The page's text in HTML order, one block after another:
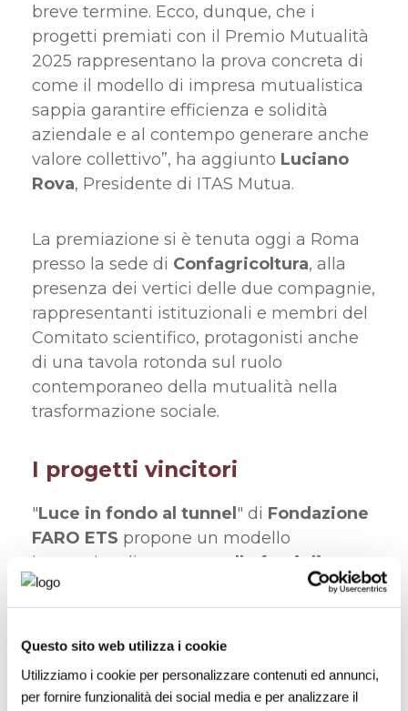
Questo sito web utilizza i cookie
Utilizziamo i cookie per personalizzare contenuti ed annunci,
per fornire funzionalità dei social media e per analizzare il
breve termine. Ecco, dunque, che i
progetti premiati con il Premio Mutualità
2025 rappresentano la prova concreta di
come il modello di impresa mutualistica
sappia garantire efficienza e solidità
aziendale e al contempo generare anche
valore collettivo”, ha aggiunto Luciano
Rova, Presidente di ITAS Mutua.
La premiazione si è tenuta oggi a Roma
presso la sede di Confagricoltura, alla
presenza dei vertici delle due compagnie,
rappresentanti istituzionali e membri del
Comitato scientifico, protagonisti anche
di una tavola rotonda sul ruolo
contemporaneo della mutualità nella
trasformazione sociale.
I progetti vincitori
"Luce in fondo al tunnel " di Fondazione
FARO ETS propone un modello
innovativo di
supporto alle famiglie
vulnerabili colpite da un lutto
improvviso, combinando
accompagnamento psicologico,
lavorativo. Un percorso pensato per